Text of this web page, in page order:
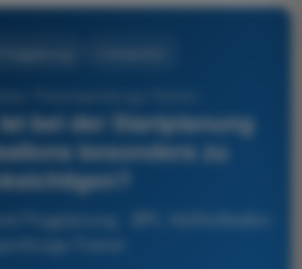
bei der Startplanung
besonders zu
Flugplanung - BPL Heißluftballon